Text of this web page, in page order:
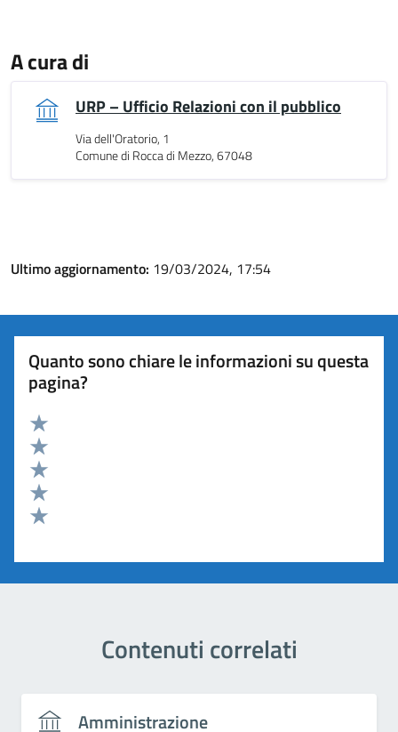
A cura di
URP – Ufficio Relazioni con il pubblico
Via dell'Oratorio, 1
Comune di Rocca di Mezzo, 67048
Ultimo aggiornamento: 19/03/2024, 17:54
Quanto sono chiare le informazioni su questa
pagina?
Valuta 5 stelle su 5
Valuta 4 stelle su 5
Valuta 3 stelle su 5
Valuta 2 stelle su 5
Contenuti correlati
Amministrazione